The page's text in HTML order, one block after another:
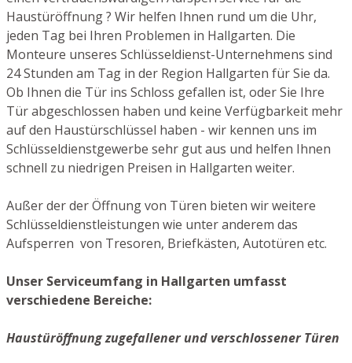
Haustüröffnung ? Wir helfen Ihnen rund um die Uhr,
jeden Tag bei Ihren Problemen in Hallgarten. Die
Monteure unseres Schlüsseldienst-Unternehmens sind
24 Stunden am Tag in der Region Hallgarten für Sie da.
Ob Ihnen die Tür ins Schloss gefallen ist, oder Sie Ihre
Tür abgeschlossen haben und keine Verfügbarkeit mehr
auf den Haustürschlüssel haben - wir kennen uns im
Schlüsseldienstgewerbe sehr gut aus und helfen Ihnen
schnell zu niedrigen Preisen in Hallgarten weiter.
Außer der der Öffnung von Türen bieten wir weitere
Schlüsseldienstleistungen wie unter anderem das
Aufsperren von Tresoren, Briefkästen, Autotüren etc.
Unser Serviceumfang in Hallgarten umfasst
verschiedene Bereiche:
Haustüröffnung zugefallener und verschlossener Türen